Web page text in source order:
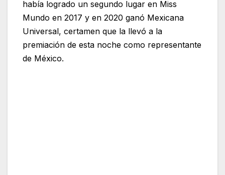
había logrado un segundo lugar en Miss
Mundo en 2017 y en 2020 ganó Mexicana
Universal, certamen que la llevó a la
premiación de esta noche como representante
de México.